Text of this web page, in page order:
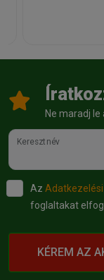
Ne maradj le
Keresztnév
Az
foglaltakat
KÉREM AZ